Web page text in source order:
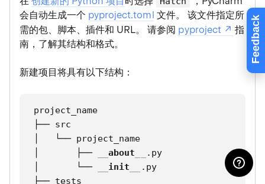
Feedback
会自动生成一个 pyproject.toml 文件。 该文件指定所
需的包、脚本、插件和 URL。 请参阅 pyproject
指
南，了解其结构和格式。
新建项目将具有以下结构：
project_name
├── src
│   └── project_name
│       ├──
__about
.py
│       └──
init
.py
├── tests